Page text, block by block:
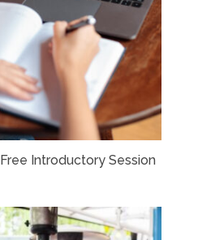
Introductory Session